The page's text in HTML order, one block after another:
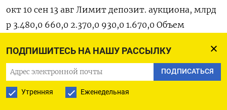
ПОДПИШИТЕСЬ НА НАШУ РАССЫЛКУ
ПОДПИСАТЬСЯ
Утренняя Еженедельная
окт 10 сен 13 авг Лимит депозит. аукциона, млрд
р 3.480,0 660,0 2.370,0 930,0 1.670,0 Объем
782,1 Объем сделок, млрд р 2.122,3 423,3 1.986,6
930,0 782,1 Ставка отсечения, % 21,00 21,00 19,00
17,84 18,00 Срвзв. ставка, % 20,94 20,83 18,88 17,77
17,93 Мин. ставка предложения, % 20,65 20,70